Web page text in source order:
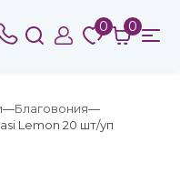
0 0
Благовония
Lemon 20 шт/уп